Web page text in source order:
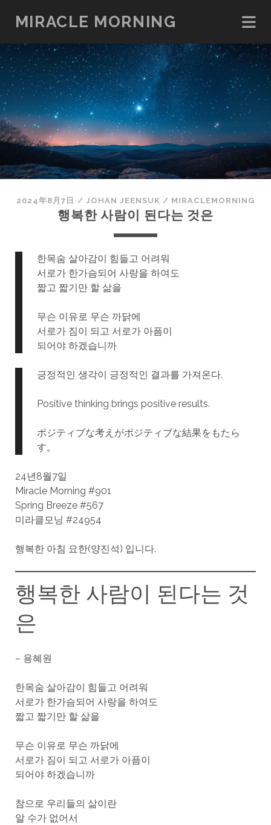
MIRACLE MORNING
2024年8月7日 / JOHAN JEENSUK / MIRACLEMORNING
행복한 사람이 된다는 것은
한목숨 살아감이 힘들고 어려워
서로가 한가슴되어 사랑을 하여도
짧고 짧기만 할 삶을
무슨 이유로 무슨 까닭에
서로가 짐이 되고 서로가 아픔이
되어야 하겠습니까
긍정적인 생각이 긍정적인 결과를 가져온다.
Positive thinking brings positive results.
ポジティブな考えがポジティブな結果をもたら
す。
24년8월7일
Miracle Morning #901
Spring Breeze #567
미라클모닝 #24954
행복한 아침 요한(양진석) 입니다.
행복한 사람이 된다는 것
은
– 용혜원
한목숨 살아감이 힘들고 어려워
서로가 한가슴되어 사랑을 하여도
짧고 짧기만 할 삶을
무슨 이유로 무슨 까닭에
서로가 짐이 되고 서로가 아픔이
되어야 하겠습니까
참으로 우리들의 삶이란
알 수가 없어서